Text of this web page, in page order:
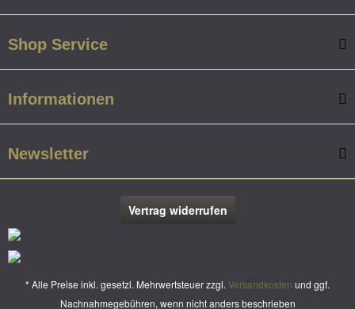
Shop Service
Informationen
Newsletter
Vertrag widerrufen
* Alle Preise inkl. gesetzl. Mehrwertsteuer zzgl. Versandkosten und ggf.
Nachnahmegebühren, wenn nicht anders beschrieben